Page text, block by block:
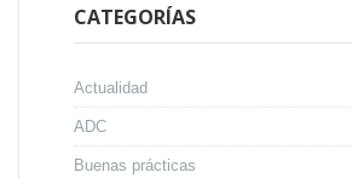
CATEGORÍAS
Actualidad
ADC
Buenas prácticas